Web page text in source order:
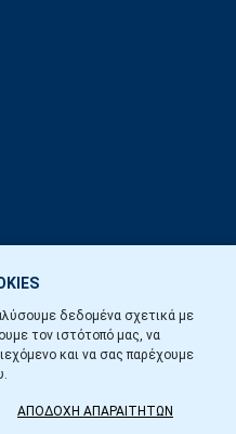
δεδομένα σχετικά με
τον ιστότοπό μας, να
και να σας παρέχουμε
ΑΠΟΔΟΧΗ ΑΠΑΡΑΙΤΗΤΩΝ